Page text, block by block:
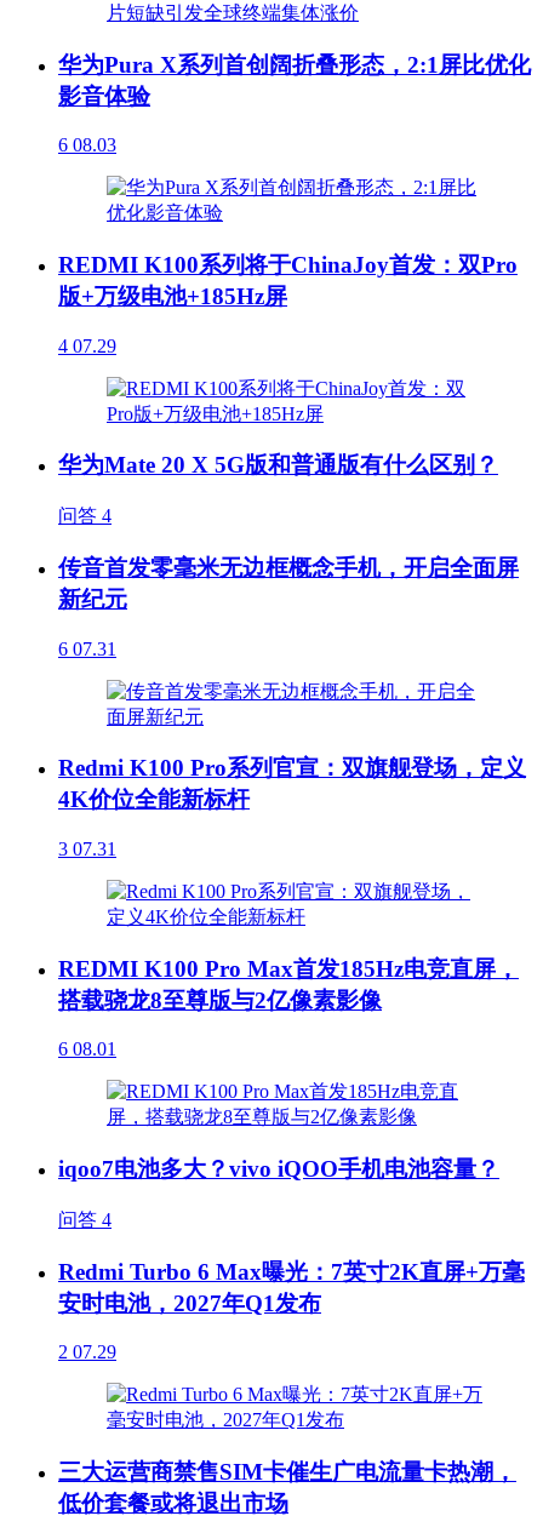
华为Pura X系列首创阔折叠形态，2:1屏比优化
影音体验
6 08.03
REDMI K100系列将于ChinaJoy首发：双Pro
版+万级电池+185Hz屏
4 07.29
华为Mate 20 X 5G版和普通版有什么区别？
问答 4
传音首发零毫米无边框概念手机，开启全面屏
新纪元
6 07.31
Redmi K100 Pro系列官宣：双旗舰登场，定义
4K价位全能新标杆
3 07.31
REDMI K100 Pro Max首发185Hz电竞直屏，
搭载骁龙8至尊版与2亿像素影像
6 08.01
iqoo7电池多大？vivo iQOO手机电池容量？
问答 4
Redmi Turbo 6 Max曝光：7英寸2K直屏+万毫
安时电池，2027年Q1发布
2 07.29
三大运营商禁售SIM卡催生广电流量卡热潮，
低价套餐或将退出市场